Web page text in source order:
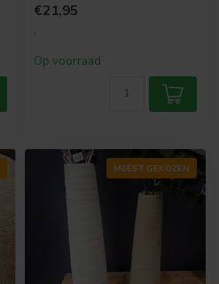
€21,95
.
Op voorraad
MEEST GEKOZEN